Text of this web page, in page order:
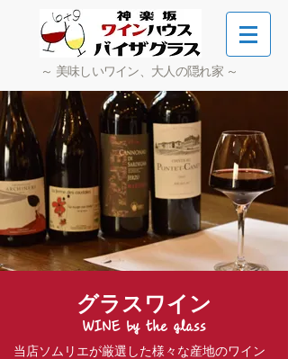
～ 美味しいワイン、大人の隠れ家 ～
グラスワイン
WINE by the glass
当店ソムリエが厳選した様々な産地のワイン